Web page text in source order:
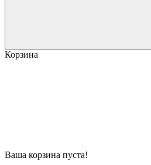
Корзина
Ваша корзина пуста!